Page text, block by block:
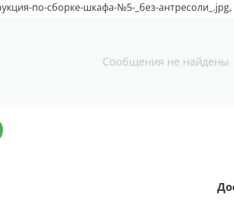
по-сборке-шкафа-№5-_без-антресоли_.jpg,
Сообщения не найдены